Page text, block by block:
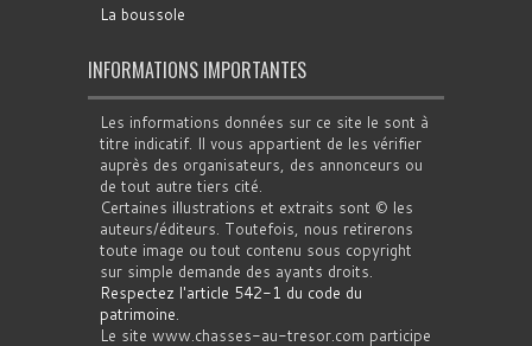
La boussole
INFORMATIONS IMPORTANTES
Les informations données sur ce site le sont à
titre indicatif. Il vous appartient de les vérifier
auprès des organisateurs, des annonceurs ou
de tout autre tiers cité.
Certaines illustrations et extraits sont © les
auteurs/éditeurs. Toutefois, nous retirerons
toute image ou tout contenu sous copyright
sur simple demande des ayants droits.
Respectez l'article 542-1 du code du
patrimoine.
Le site www.chasses-au-tresor.com participe